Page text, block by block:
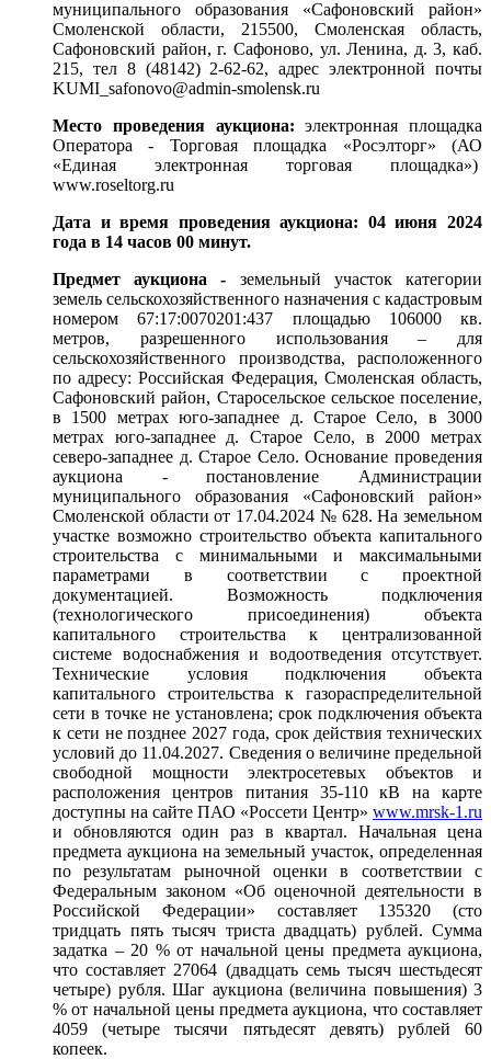
муниципального образования «Сафоновский район»
Смоленской области, 215500, Смоленская область,
Сафоновский район, г. Сафоново, ул. Ленина, д. 3, каб.
215, тел 8 (48142) 2-62-62, адрес электронной почты
KUMI_safonovo@admin-smolensk.ru
Место проведения аукциона: электронная площадка
Оператора - Торговая площадка «Росэлторг» (АО
«Единая электронная торговая площадка»)
www.roseltorg.ru
Дата и время проведения аукциона: 04 июня 2024
года в 14 часов 00 минут.
Предмет аукциона - земельный участок категории
земель сельскохозяйственного назначения с кадастровым
номером 67:17:0070201:437 площадью 106000 кв.
метров, разрешенного использования – для
сельскохозяйственного производства, расположенного
по адресу: Российская Федерация, Смоленская область,
Сафоновский район, Старосельское сельское поселение,
в 1500 метрах юго-западнее д. Старое Село, в 3000
метрах юго-западнее д. Старое Село, в 2000 метрах
северо-западнее д. Старое Село. Основание проведения
аукциона - постановление Администрации
муниципального образования «Сафоновский район»
Смоленской области от 17.04.2024 № 628. На земельном
участке возможно строительство объекта капитального
строительства с минимальными и максимальными
параметрами в соответствии с проектной
документацией. Возможность подключения
(технологического присоединения) объекта
капитального строительства к централизованной
системе водоснабжения и водоотведения отсутствует.
Технические условия подключения объекта
капитального строительства к газораспределительной
сети в точке не установлена; срок подключения объекта
к сети не позднее 2027 года, срок действия технических
условий до 11.04.2027. Сведения о величине предельной
свободной мощности электросетевых объектов и
расположения центров питания 35-110 кВ на карте
доступны на сайте ПАО «Россети Центр» www.mrsk-1.ru
и обновляются один раз в квартал. Начальная цена
предмета аукциона на земельный участок, определенная
по результатам рыночной оценки в соответствии с
Федеральным законом «Об оценочной деятельности в
Российской Федерации» составляет 135320 (сто
тридцать пять тысяч триста двадцать) рублей. Сумма
задатка – 20 % от начальной цены предмета аукциона,
что составляет 27064 (двадцать семь тысяч шестьдесят
четыре) рубля. Шаг аукциона (величина повышения) 3
% от начальной цены предмета аукциона, что составляет
4059 (четыре тысячи пятьдесят девять) рублей 60
копеек.